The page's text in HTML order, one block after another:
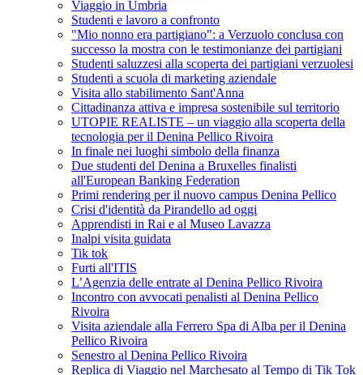
Viaggio in Umbria
Studenti e lavoro a confronto
"Mio nonno era partigiano": a Verzuolo conclusa con
successo la mostra con le testimonianze dei partigiani
Studenti saluzzesi alla scoperta dei partigiani verzuolesi
Studenti a scuola di marketing aziendale
Visita allo stabilimento Sant'Anna
Cittadinanza attiva e impresa sostenibile sul territorio
UTOPIE REALISTE – un viaggio alla scoperta della
tecnologia per il Denina Pellico Rivoira
In finale nei luoghi simbolo della finanza
Due studenti del Denina a Bruxelles finalisti
all'European Banking Federation
Primi rendering per il nuovo campus Denina Pellico
Crisi d'identità da Pirandello ad oggi
Apprendisti in Rai e al Museo Lavazza
Inalpi visita guidata
Tik tok
Furti all'ITIS
L’Agenzia delle entrate al Denina Pellico Rivoira
Incontro con avvocati penalisti al Denina Pellico
Rivoira
Visita aziendale alla Ferrero Spa di Alba per il Denina
Pellico Rivoira
Senestro al Denina Pellico Rivoira
Replica di Viaggio nel Marchesato al Tempo di Tik Tok